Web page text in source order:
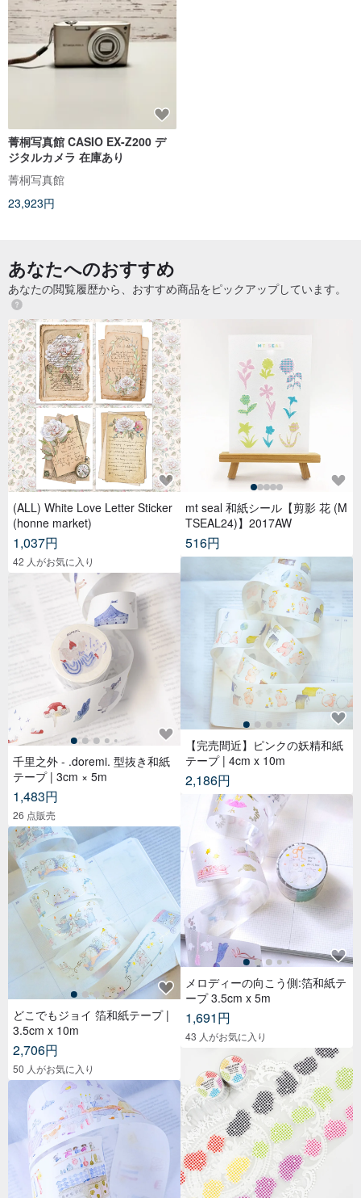
菁桐写真館 CASIO EX-Z200 デ
ジタルカメラ 在庫あり
菁桐写真館
23,923円
あなたへのおすすめ
あなたの閲覧履歴から、おすすめ商品をピックアップしています。
(ALL) White Love Letter Sticker
(honne market)
1,037円
42 人がお気に入り
千里之外 - .doremi. 型抜き和紙
テープ | 3cm × 5m
1,483円
26 点販売
どこでもジョイ 箔和紙テープ |
3.5cm x 10m
2,706円
50 人がお気に入り
mt seal 和紙シール【剪影 花 (M
TSEAL24)】2017AW
516円
【完売間近】ピンクの妖精和紙
テープ | 4cm x 10m
2,186円
メロディーの向こう側:箔和紙テ
ープ 3.5cm x 5m
1,691円
43 人がお気に入り